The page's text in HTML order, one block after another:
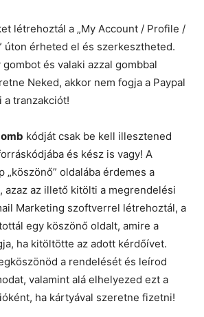
létrehoztál a „My Account / Profile /
úton érheted el és szerkesztheted.
és valaki azzal gombbal
Neked, akkor nem fogja a Paypal
a tranzakciót!
kódját csak be kell illesztened
és kész is vagy! A
„köszönő” oldalába érdemes a
azaz az illető kitölti a megrendelési
Marketing szoftverrel létrehoztál, a
egy köszönő oldalt, amire a
ha kitöltötte az adott kérdőívet.
a rendelését és leírod
valamint alá elhelyezed ezt a
ha kártyával szeretne fizetni!